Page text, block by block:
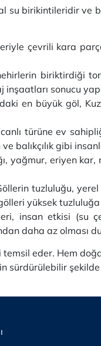
su birikintileridir ve
çevrili kara
biriktirdiği
inşaatları sonucu
en büyük göl,
türüne ev
balıkçılık gibi
yağmur, eriyen
tuzluluğu,
yüksek
insan etkisi (su
daha az olması
eder. Hem
sürdürülebilir